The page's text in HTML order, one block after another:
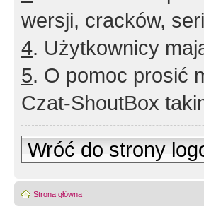
wersji, cracków,
4. Użytkownicy
5. O pomoc prosić
Czat-ShoutBox
Wróć do strony
Strona główna